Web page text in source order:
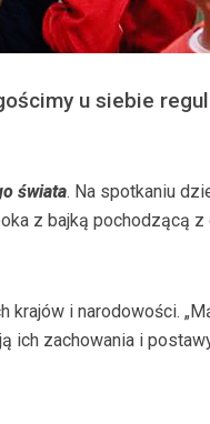
u siebie
świata. Na spotkaniu
z bajką pochodzącą z
i narodowości.
ich zachowania i